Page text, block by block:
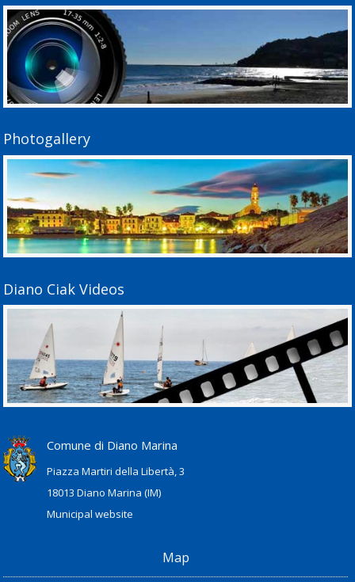
Photogallery
Diano Ciak Videos
Comune di Diano Marina
Piazza Martiri della Libertà, 3
18013 Diano Marina (IM)
Municipal website
Map